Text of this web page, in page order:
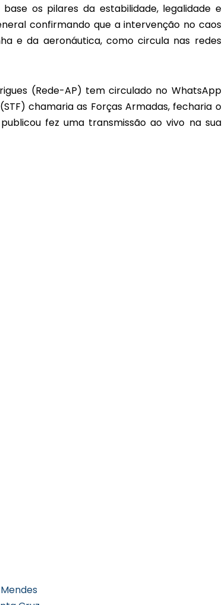
os pilares da estabilidade, legalidade e
confirmando que a intervenção no caos
e da aeronáutica, como circula nas redes
(Rede-AP) tem circulado no WhatsApp
chamaria as Forças Armadas, fecharia o
fez uma transmissão ao vivo na sua